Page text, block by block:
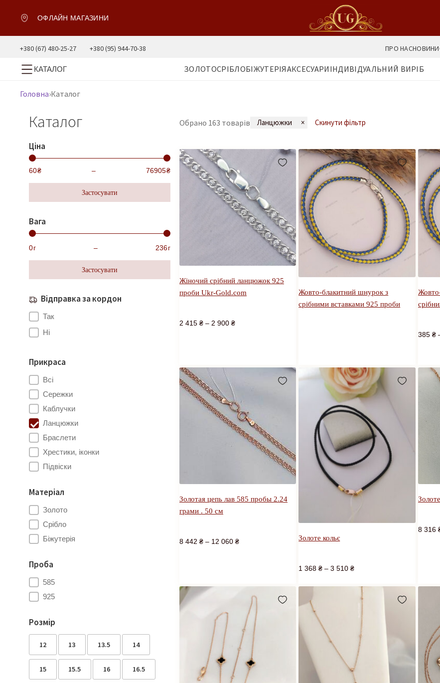
ОФЛАЙН МАГАЗИНИ
+380 (67) 480-25-27 +380 (95) 944-70-38 ПРО НАСНОВИНИ
КАТАЛОГ ЗОЛОТОСРІБЛОБІЖУТЕРІЯАКСЕСУАРИ ІНДИВІДУАЛЬНИЙ ВИРІБ
Головна›Каталог
Каталог
Ціна
60₴ – 76905₴
Застосувати
Вага
0г – 236г
Застосувати
Відправка за кордон
Так
Ні
Прикраса
Всі
Сережки
Каблучки
Ланцюжки
Браслети
Хрестики, іконки
Підвіски
Матеріал
Золото
Срібло
Біжутерія
Проба
585
925
Розмір
12 13 13.5 14
15 15.5 16 16.5
Обрано 163 товарів Ланцюжки × Скинути фільтр
Жіночий срібний ланцюжок 925
проби Ukr-Gold.com
2 415 ₴ – 2 900 ₴
Жовто-блакитний шнурок з
срібними вставками 925 проби
385 ₴
Золотая цепь лав 585 пробы 2.24
грами . 50 см
8 442 ₴ – 12 060 ₴ Золоте кольє
1 368₴ –3 510₴
8 316